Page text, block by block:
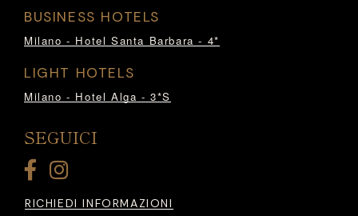
BUSINESS HOTELS
Milano - Hotel Santa Barbara - 4*
LIGHT HOTELS
Milano - Hotel Alga - 3*S
SEGUICI
RICHIEDI INFORMAZIONI